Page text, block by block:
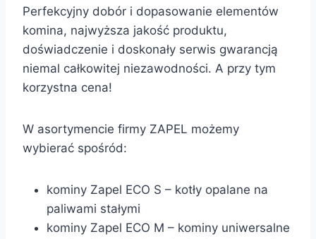
Perfekcyjny dobór i dopasowanie elementów
komina, najwyższa jakość produktu,
doświadczenie i doskonały serwis gwarancją
niemal całkowitej niezawodności. A przy tym
korzystna cena!
W asortymencie firmy ZAPEL możemy
wybierać spośród:
kominy Zapel ECO S – kotły opalane na
paliwami stałymi
kominy Zapel ECO M – kominy uniwersalne